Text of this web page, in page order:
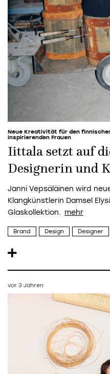
Neue Kreativität für den
inspirierenden Frauen
Iittala setzt auf
Designerin und
Janni Vepsäläinen wird
Klangkünstlerin Damsel
Glaskollektion.
Brand Design Designer
vor 3 Jahren